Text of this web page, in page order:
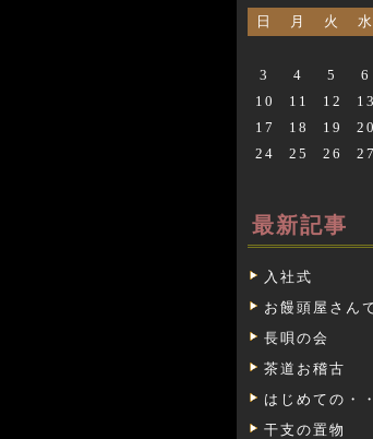
日 月 火 水
3
4 5 6
10
11 12 13
17
18 19 20
24
25 26 27
最新記事
入社式
お饅頭屋さん
長唄の会
茶道お稽古
はじめての・
干支の置物